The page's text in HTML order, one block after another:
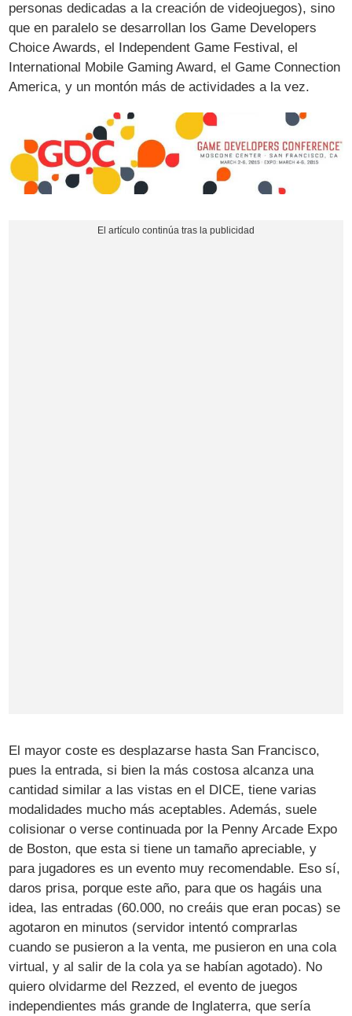
personas dedicadas a la creación de videojuegos), sino
que en paralelo se desarrollan los Game Developers
Choice Awards, el Independent Game Festival, el
International Mobile Gaming Award, el Game Connection
America, y un montón más de actividades a la vez.
El mayor coste es desplazarse hasta San Francisco,
pues la entrada, si bien la más costosa alcanza una
cantidad similar a las vistas en el DICE, tiene varias
modalidades mucho más aceptables. Además, suele
colisionar o verse continuada por la Penny Arcade Expo
de Boston, que esta si tiene un tamaño apreciable, y
para jugadores es un evento muy recomendable. Eso sí,
daros prisa, porque este año, para que os hagáis una
idea, las entradas (60.000, no creáis que eran pocas) se
agotaron en minutos (servidor intentó comprarlas
cuando se pusieron a la venta, me pusieron en una cola
virtual, y al salir de la cola ya se habían agotado). No
quiero olvidarme del Rezzed, el evento de juegos
independientes más grande de Inglaterra, que sería